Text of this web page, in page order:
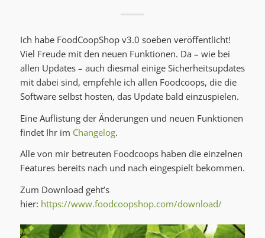
Ich habe FoodCoopShop v3.0 soeben veröffentlicht!
Viel Freude mit den neuen Funktionen. Da – wie bei
allen Updates – auch diesmal einige Sicherheitsupdates
mit dabei sind, empfehle ich allen Foodcoops, die die
Software selbst hosten, das Update bald einzuspielen.
Eine Auflistung der Änderungen und neuen Funktionen
findet Ihr im Changelog.
Alle von mir betreuten Foodcoops haben die einzelnen
Features bereits nach und nach eingespielt bekommen.
Zum Download geht’s
hier: https://www.foodcoopshop.com/download/